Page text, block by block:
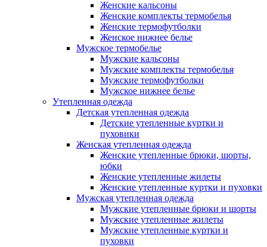
Женские кальсоны
Женские комплекты термобелья
Женские термофутболки
Женское нижнее белье
Мужское термобелье
Мужские кальсоны
Мужские комплекты термобелья
Мужские термофутболки
Мужское нижнее белье
Утепленная одежда
Детская утепленная одежда
Детские утепленные куртки и
пуховики
Женская утепленная одежда
Женские утепленные брюки, шорты,
юбки
Женские утепленные жилеты
Женские утепленные куртки и пуховки
Мужская утепленная одежда
Мужские утепленные брюки и шорты
Мужские утепленные жилеты
Мужские утепленные куртки и
пуховки